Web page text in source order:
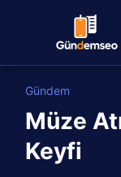
Gündem
Müze
Keyfi